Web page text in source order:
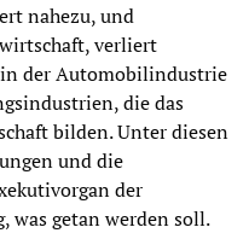
nahezu, und
verliert
der Automobilindustrie
die das
bilden. Unter diesen
und die
der
was getan werden soll.